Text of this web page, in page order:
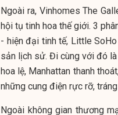
Ngoài ra, Vinhomes The
hội tụ tinh hoa thế giới. 3
- hiện đại tinh tế, Little
sản lịch sử. Đi cùng với đó
hoa lệ, Manhattan thanh
những cung điện rực rỡ,
Ngoài không gian thương